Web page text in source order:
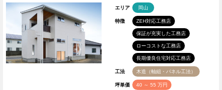
エリア 岡山
特徴 ZEH対応工務店
保証が充実した工務店
ローコストな工務店
長期優良住宅対応工務店
工法 木造（軸組・パネル工法）
坪単価 40 ～ 55 万円